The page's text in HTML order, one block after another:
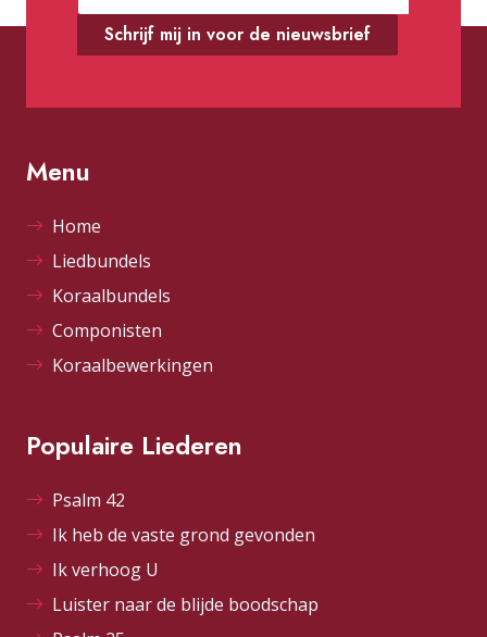
Schrijf mij in voor de nieuwsbrief
Menu
Home
Liedbundels
Koraalbundels
Componisten
Koraalbewerkingen
Populaire Liederen
Psalm 42
Ik heb de vaste grond gevonden
Ik verhoog U
Luister naar de blijde boodschap